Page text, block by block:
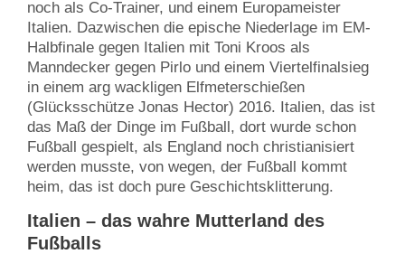
noch als Co-Trainer, und einem Europameister
Italien. Dazwischen die epische Niederlage im EM-
Halbfinale gegen Italien mit Toni Kroos als
Manndecker gegen Pirlo und einem Viertelfinalsieg
in einem arg wackligen Elfmeterschießen
(Glücksschütze Jonas Hector) 2016. Italien, das ist
das Maß der Dinge im Fußball, dort wurde schon
Fußball gespielt, als England noch christianisiert
werden musste, von wegen, der Fußball kommt
heim, das ist doch pure Geschichtsklitterung.
Italien – das wahre Mutterland des
Fußballs